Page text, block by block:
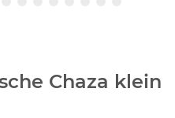
Chaza klein